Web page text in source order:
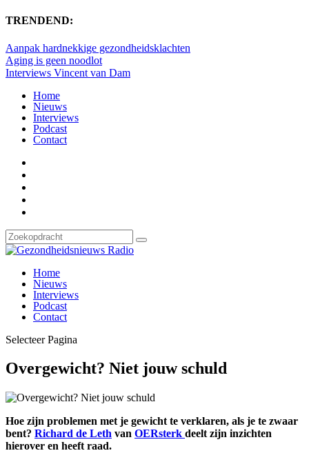
TRENDEND:
Aanpak hardnekkige gezondheidsklachten
Aging is geen noodlot
Interviews Vincent van Dam
Home
Nieuws
Interviews
Podcast
Contact
Home
Nieuws
Interviews
Podcast
Contact
Selecteer Pagina
Overgewicht? Niet jouw schuld
Hoe zijn problemen met je gewicht te verklaren, als je te zwaar
bent? Richard de Leth van OERsterk deelt zijn inzichten
hierover en heeft raad.